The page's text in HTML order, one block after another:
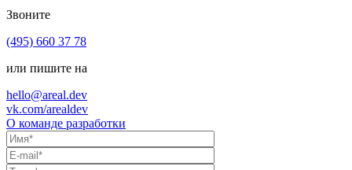
Звоните
(495) 660 37 78
или пишите на
hello@areal.dev
vk.com/arealdev
О команде разработки